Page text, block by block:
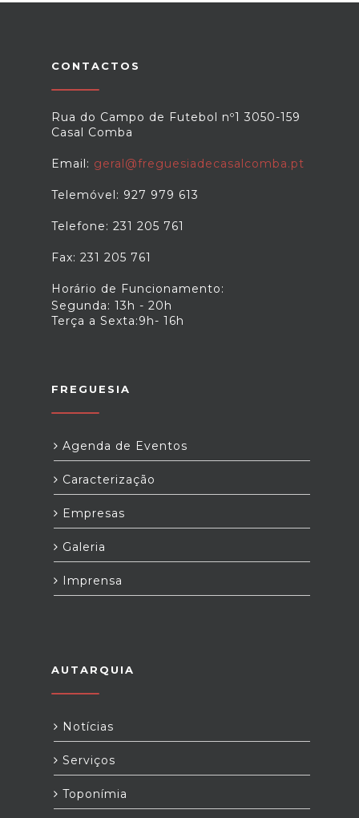
CONTACTOS
Rua do Campo de Futebol nº1 3050-159
Casal Comba
Email: geral@freguesiadecasalcomba.pt
Telemóvel: 927 979 613
Telefone: 231 205 761
Fax: 231 205 761
Horário de Funcionamento:
Segunda: 13h - 20h
Terça a Sexta:9h- 16h
FREGUESIA
Agenda de Eventos
Caracterização
Empresas
Galeria
Imprensa
AUTARQUIA
Notícias
Serviços
Toponímia